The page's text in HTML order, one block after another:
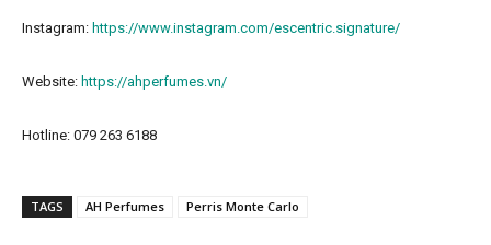
Instagram: https://www.instagram.com/escentric.signature/
Website: https://ahperfumes.vn/
Hotline: 079 263 6188
TAGS AH Perfumes Perris Monte Carlo